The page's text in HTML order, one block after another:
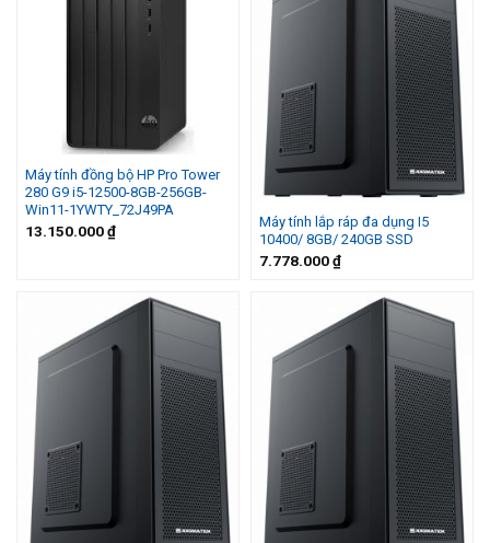
Máy tính đồng bộ HP Pro Tower
280 G9 i5-12500-8GB-256GB-
Win11-1YWTY_72J49PA
13.150.000₫
Máy tính lắp ráp đa dụng I5
10400/ 8GB/ 240GB SSD
7.778.000₫